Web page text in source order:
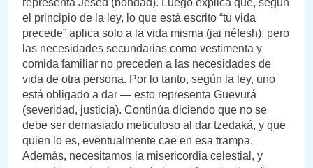
representa Jésed (bondad). Luego explica que, según
el principio de la ley, lo que está escrito “tu vida
precede” aplica solo a la vida misma (jai néfesh), pero
las necesidades secundarias como vestimenta y
comida familiar no preceden a las necesidades de
vida de otra persona. Por lo tanto, según la ley, uno
está obligado a dar — esto representa Guevurá
(severidad, justicia). Continúa diciendo que no se
debe ser demasiado meticuloso al dar tzedaká, y que
quien lo es, eventualmente cae en esa trampa.
Además, necesitamos la misericordia celestial, y